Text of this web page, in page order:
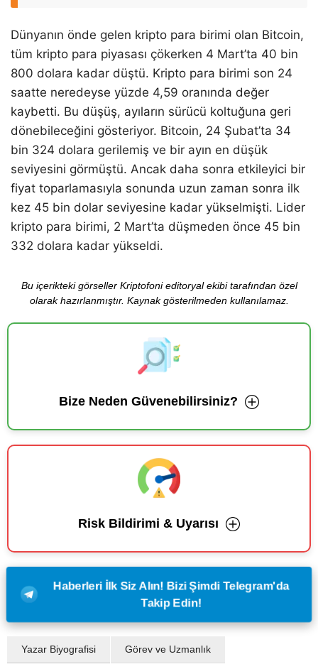
Dünyanın önde gelen kripto para birimi olan Bitcoin,
tüm kripto para piyasası çökerken 4 Mart’ta 40 bin
800 dolara kadar düştü. Kripto para birimi son 24
saatte neredeyse yüzde 4,59 oranında değer
kaybetti. Bu düşüş, ayıların sürücü koltuğuna geri
dönebileceğini gösteriyor. Bitcoin, 24 Şubat’ta 34
bin 324 dolara gerilemiş ve bir ayın en düşük
seviyesini görmüştü. Ancak daha sonra etkileyici bir
fiyat toparlamasıyla sonunda uzun zaman sonra ilk
kez 45 bin dolar seviyesine kadar yükselmişti. Lider
kripto para birimi, 2 Mart’ta düşmeden önce 45 bin
332 dolara kadar yükseldi.
Bu içerikteki görseller Kriptofoni editoryal ekibi tarafından özel
olarak hazırlanmıştır. Kaynak gösterilmeden kullanılamaz.
Bize Neden Güvenebilirsiniz?
Risk Bildirimi & Uyarısı
Haberleri İlk Siz Alın! Bizi Şimdi Telegram'da
Takip Edin!
Yazar Biyografisi Görev ve Uzmanlık